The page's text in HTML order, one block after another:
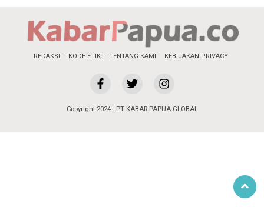
REDAKSI KODE ETIK TENTANG KAMI KEBIJAKAN PRIVACY
Copyright 2024 - PT KABAR PAPUA GLOBAL